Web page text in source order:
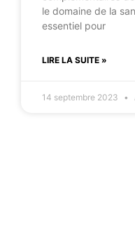
le domaine de la
essentiel pour
LIRE LA SUITE »
14 septembre 2023